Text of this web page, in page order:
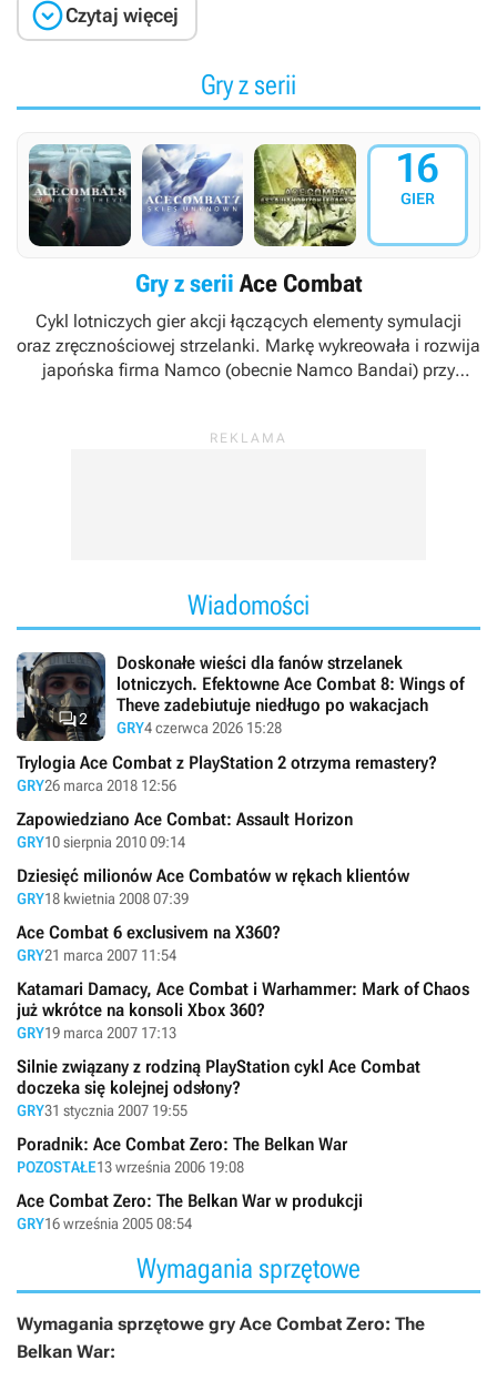
Czytaj więcej
Gry z serii
16
GIER
Gry z serii Ace Combat
Cykl lotniczych gier akcji łączących elementy symulacji
oraz zręcznościowej strzelanki. Markę wykreowała i rozwija
japońska firma Namco (obecnie Namco Bandai) przy
Wiadomości
2
Doskonałe wieści dla fanów strzelanek
lotniczych. Efektowne Ace Combat 8: Wings of
Theve zadebiutuje niedługo po wakacjach
GRY4 czerwca 2026 15:28
Trylogia Ace Combat z PlayStation 2 otrzyma remastery?
GRY26 marca 2018 12:56
Zapowiedziano Ace Combat: Assault Horizon
GRY10 sierpnia 2010 09:14
Dziesięć milionów Ace Combatów w rękach klientów
GRY18 kwietnia 2008 07:39
Ace Combat 6 exclusivem na X360?
GRY21 marca 2007 11:54
Katamari Damacy, Ace Combat i Warhammer: Mark of Chaos
już wkrótce na konsoli Xbox 360?
GRY19 marca 2007 17:13
Silnie związany z rodziną PlayStation cykl Ace Combat
doczeka się kolejnej odsłony?
GRY31 stycznia 2007 19:55
Poradnik: Ace Combat Zero: The Belkan War
POZOSTAŁE13 września 2006 19:08
Ace Combat Zero: The Belkan War w produkcji
GRY16 września 2005 08:54
Wymagania sprzętowe
Wymagania sprzętowe gry Ace Combat Zero: The
Belkan War: